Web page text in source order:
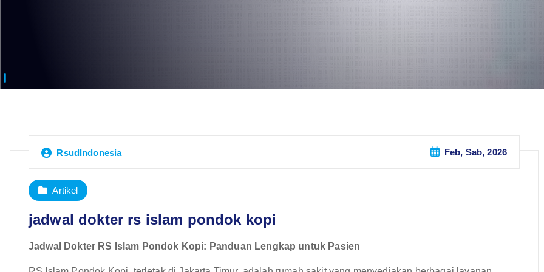
RsudIndonesia Feb, Sab, 2026
Artikel
jadwal dokter rs islam pondok kopi
Jadwal Dokter RS Islam Pondok Kopi: Panduan Lengkap untuk Pasien